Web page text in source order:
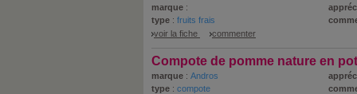
marque :
type : fruits frais
voir la fiche
commenter
Compote de pomme nature en pot
marque : Andros
type : compote